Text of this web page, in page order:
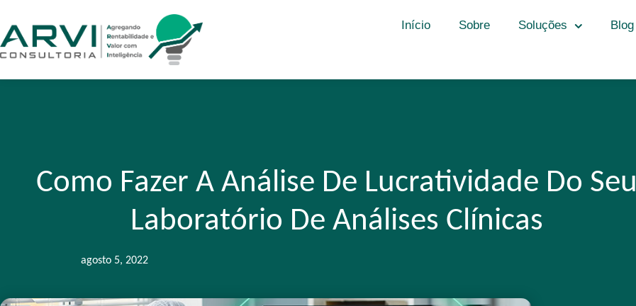
Início Sobre Soluções Blog
Como Fazer A Análise De Lucratividade Do Seu
Laboratório De Análises Clínicas
agosto 5, 2022